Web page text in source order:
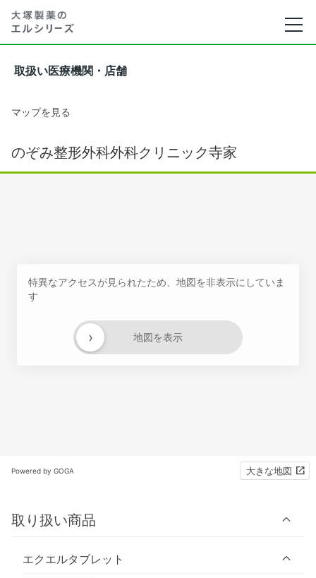
取扱い医療機関・店舗
マップを見る
のぞみ整形外科外科クリニック寺家
特異なアクセスが見られたため、地図を非表示にしていま
す
地図を表示
›
Powered by GOGA 大きな地図
取り扱い商品
エクエルタブレット